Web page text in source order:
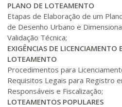
340 H 43dias 120dias
360 H 45 dias 120 dias
380 H 48dias 150
PLANO DE LOTEAMENTO
Etapas de Elaboração de um
de Desenho Urbano e
Validação Técnica;
EXIGÊNCIAS DE LICENCIAMENTO
LOTEAMENTO
Procedimentos para
Requisitos Legais para Registro
Responsáveis e Fiscalização;
LOTEAMENTOS POPULARES